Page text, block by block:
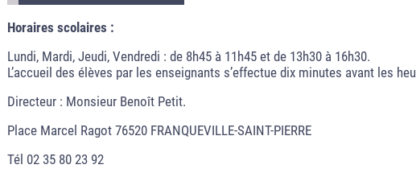
Horaires scolaires :
Lundi, Mardi, Jeudi, Vendredi : de 8h45 à 11h45 et de 13h30 à 16h30.
L’accueil des élèves par les enseignants s’effectue dix minutes avant les
Directeur : Monsieur Benoît Petit.
Place Marcel Ragot 76520 FRANQUEVILLE-SAINT-PIERRE
Tél 02 35 80 23 92